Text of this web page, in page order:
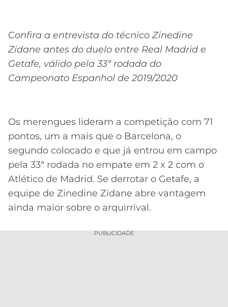
Confira a entrevista do técnico Zinedine
Zidane antes do duelo entre Real Madrid e
Getafe, válido pela 33ª rodada do
Campeonato Espanhol de 2019/2020
Os merengues lideram a competição com 71
pontos, um a mais que o Barcelona, o
segundo colocado e que já entrou em campo
pela 33ª rodada no empate em 2 x 2 com o
Atlético de Madrid. Se derrotar o Getafe, a
equipe de Zinedine Zidane abre vantagem
ainda maior sobre o arquirrival.
PUBLICIDADE